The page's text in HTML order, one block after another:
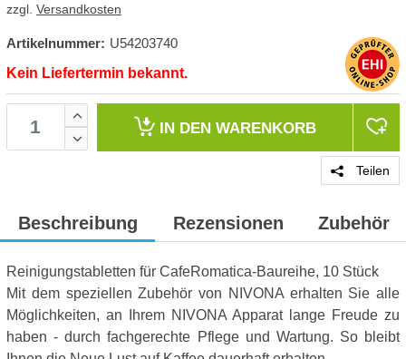
zzgl. Versandkosten
Artikelnummer: U54203740
Kein Liefertermin bekannt.
IN DEN WARENKORB
Teilen
Beschreibung Rezensionen Zubehör
Reinigungstabletten für CafeRomatica-Baureihe, 10 Stück
Mit dem speziellen Zubehör von NIVONA erhalten Sie alle
Möglichkeiten, an Ihrem NIVONA Apparat lange Freude zu
haben - durch fachgerechte Pflege und Wartung. So bleibt